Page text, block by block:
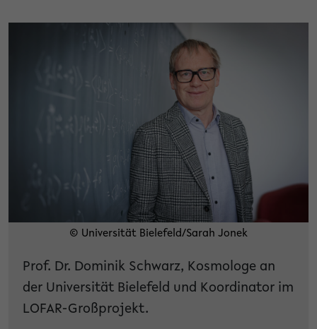
© Universität Bielefeld/Sarah Jonek
Prof. Dr. Dominik Schwarz, Kosmologe an
der Universität Bielefeld und Koordinator im
LOFAR-Großprojekt.